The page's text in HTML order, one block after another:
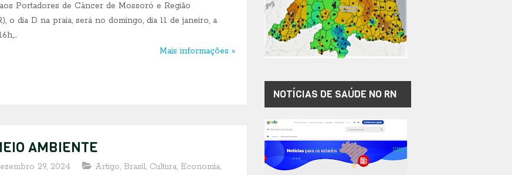
Portadores de Câncer de Mossoró e Região
o dia D na praia, será no domingo, dia 11 de janeiro, a
Mais informações »
AMBIENTE
29, 2024 Artigo, Brasil, Cultura, Economia,
NOTÍCIAS DE SAÚDE NO RN